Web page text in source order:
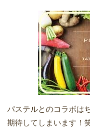
パステルとのコラボは
期待してしまいます！